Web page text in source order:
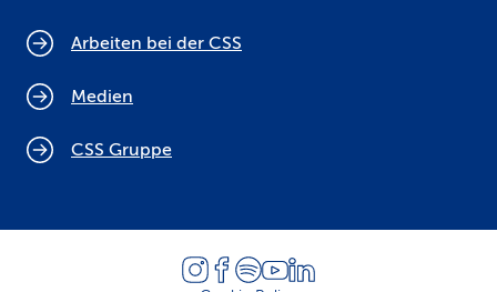
Arbeiten bei der CSS
Medien
CSS Gruppe